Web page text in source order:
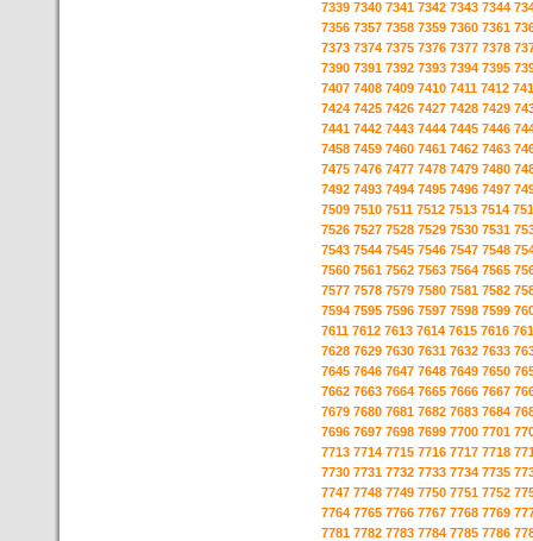
7339 7340 7341 7342 7343 7344
7356 7357 7358 7359 7360 7361
7373 7374 7375 7376 7377 7378
7390 7391 7392 7393 7394 7395
7407 7408 7409 7410 7411 7412
7424 7425 7426 7427 7428 7429
7441 7442 7443 7444 7445 7446
7458 7459 7460 7461 7462 7463
7475 7476 7477 7478 7479 7480
7492 7493 7494 7495 7496 7497
7509 7510 7511 7512 7513 7514
7526 7527 7528 7529 7530 7531
7543 7544 7545 7546 7547 7548
7560 7561 7562 7563 7564 7565
7577 7578 7579 7580 7581 7582
7594 7595 7596 7597 7598 7599
7611 7612 7613 7614 7615 7616
7628 7629 7630 7631 7632 7633
7645 7646 7647 7648 7649 7650
7662 7663 7664 7665 7666 7667
7679 7680 7681 7682 7683 7684
7696 7697 7698 7699 7700 7701
7713 7714 7715 7716 7717 7718
7730 7731 7732 7733 7734 7735
7747 7748 7749 7750 7751 7752
7764 7765 7766 7767 7768 7769
7781 7782 7783 7784 7785 7786